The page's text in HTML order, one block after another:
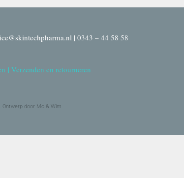
| 0343 – 44 58 58
| Verzenden en retourneren
Ontwerp door Mo & Wim